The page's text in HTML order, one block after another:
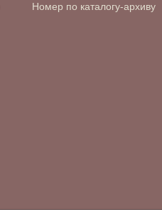
Номер по каталогу-архиву